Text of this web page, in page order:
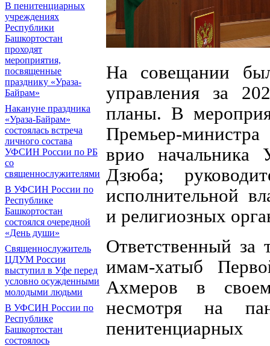
В пенитенциарных
учреждениях
Республики
Башкортостан
проходят
мероприятия,
посвященные
празднику «Ураза-
Байрам»
Накануне праздника
«Ураза-Байрам»
состоялась встреча
личного состава
УФСИН России по РБ
со
священнослужителями
В УФСИН России по
Республике
Башкортостан
состоялся очередной
«День души»
Священнослужитель
ЦДУМ России
выступил в Уфе перед
условно осужденными
молодыми людьми
В УФСИН России по
Республике
Башкортостан
состоялось
На совещании
управления за
планы. В
Премьер-
врио
Дзюба;
исполнительной
и религиозных
Ответственный
имам-хатыб
Ахмеров в
несмотря на